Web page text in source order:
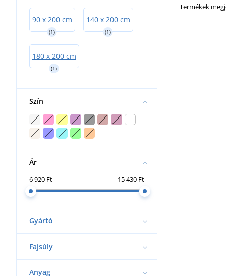
90 x 200 cm
(1)
140 x 200 cm
(1)
180 x 200 cm
(1)
Szín
Ár
6 920 Ft 15 430 Ft
Gyártó
Fajsúly
Anyag
Termékek